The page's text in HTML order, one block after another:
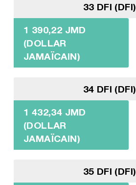
33 DFI (DFI)
1 390,22 JMD
(DOLLAR
JAMAÏCAIN)
34 DFI (DFI)
1 432,34 JMD
(DOLLAR
JAMAÏCAIN)
35 DFI (DFI)